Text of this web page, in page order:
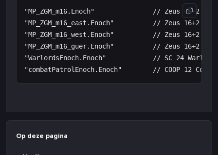
"MP_ZGM_m16.Enoch"               // Zeus 48+2
"MP_ZGM_m16_east.Enoch"          // Zeus 16+2
"MP_ZGM_m16_west.Enoch"          // Zeus 16+2
"MP_ZGM_m16_guer.Enoch"          // Zeus 16+2
"WarlordsEnoch.Enoch"            // SC 24
Op deze pagina